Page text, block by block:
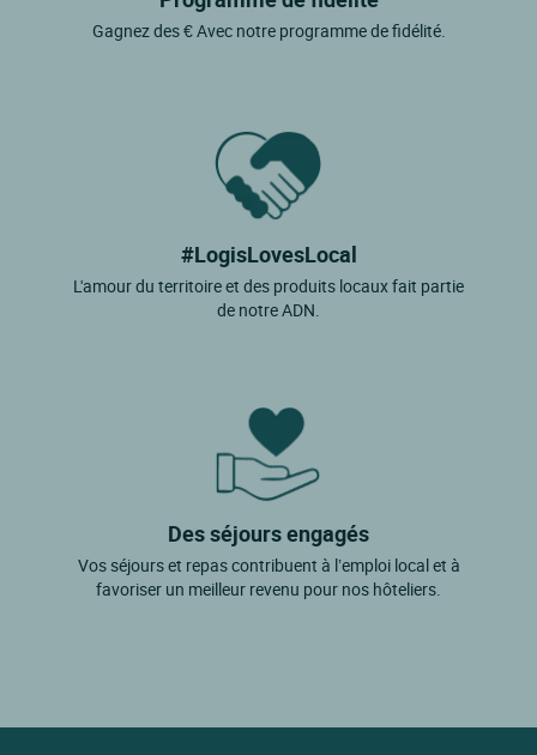
Gagnez des € Avec notre programme de fidélité.
#LogisLovesLocal
L'amour du territoire et des produits locaux fait partie
de notre ADN.
Des séjours engagés
Vos séjours et repas contribuent à l’emploi local et à
favoriser un meilleur revenu pour nos hôteliers.